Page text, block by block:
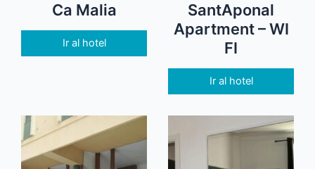
Ca Malia
Ir al hotel
SantAponal
Apartment – WI
FI
Ir al hotel